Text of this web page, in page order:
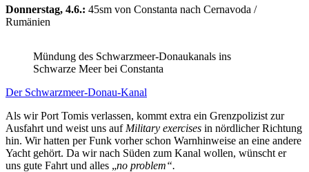
Donnerstag, 4.6.: 45sm von Constanta nach Cernavoda /
Rumänien
Mündung des Schwarzmeer-Donaukanals ins
Schwarze Meer bei Constanta
Der Schwarzmeer-Donau-Kanal
Als wir Port Tomis verlassen, kommt extra ein Grenzpolizist zur
Ausfahrt und weist uns auf Military exercises in nördlicher Richtung
hin. Wir hatten per Funk vorher schon Warnhinweise an eine andere
Yacht gehört. Da wir nach Süden zum Kanal wollen, wünscht er
uns gute Fahrt und alles „no problem“.